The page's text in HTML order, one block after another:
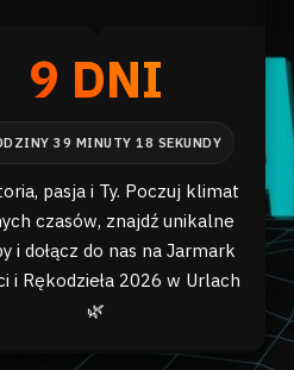
9 DNI
pasja i Ty. Poczuj klimat
czasów, znajdź unikalne
i dołącz do nas na Jarmark
i Rękodzieła 2026 w Urlach
🌿